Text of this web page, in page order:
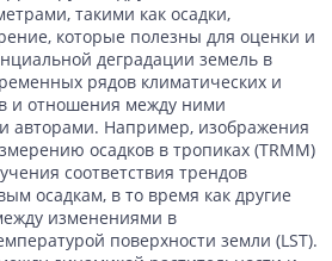
такими как осадки,
которые полезны для оценки и
деградации земель в
рядов климатических и
и отношения между ними
авторами. Например, изображения
осадков в тропиках (TRMM)
соответствия трендов
осадкам, в то время как другие
изменениями в
поверхности земли (LST).